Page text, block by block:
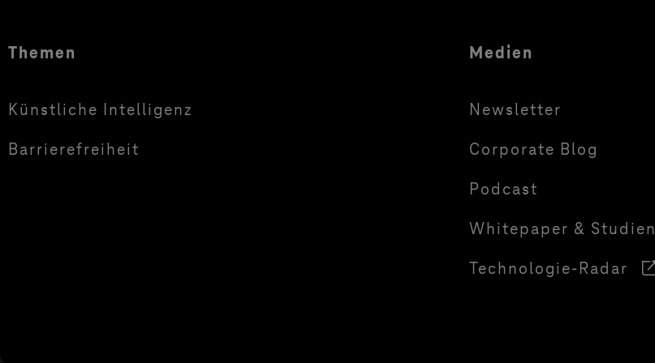
Themen
Künstliche Intelligenz
Barrierefreiheit
Medien
Newsletter
Corporate Blog
Podcast
Whitepaper & Studien
Technologie-Radar